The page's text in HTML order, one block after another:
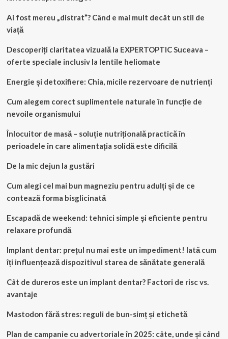
Ai fost mereu „distrat”? Când e mai mult decât un stil de
viață
Descoperiți claritatea vizuală la EXPERTOPTIC Suceava –
oferte speciale inclusiv la lentile heliomate
Energie și detoxifiere: Chia, micile rezervoare de nutrienți
Cum alegem corect suplimentele naturale în funcție de
nevoile organismului
Înlocuitor de masă – soluție nutrițională practică în
perioadele în care alimentația solidă este dificilă
De la mic dejun la gustări
Cum alegi cel mai bun magneziu pentru adulți și de ce
contează forma bisglicinată
Escapadă de weekend: tehnici simple și eficiente pentru
relaxare profundă
Implant dentar: prețul nu mai este un impediment! Iată cum
îți influențează dispozitivul starea de sănătate generală
Cât de dureros este un implant dentar? Factori de risc vs.
avantaje
Mastodon fără stres: reguli de bun-simț și etichetă
Plan de campanie cu advertoriale în 2025: câte, unde și când